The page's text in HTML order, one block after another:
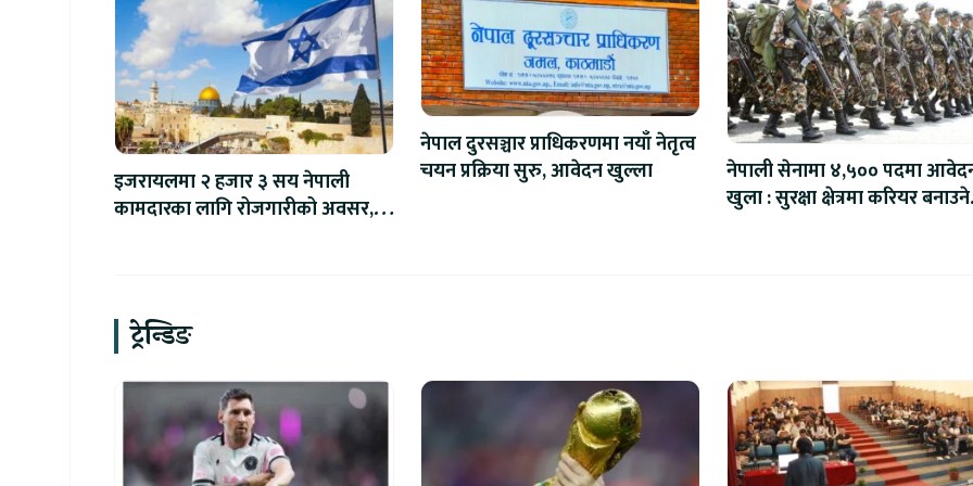
इजरायलमा २ हजार ३ सय नेपाली
कामदारका लागि रोजगारीको अवसर,
नेपाल दुरसञ्चार प्राधिकरणमा नयाँ नेतृत्व
चयन प्रक्रिया सुरु, आवेदन खुल्ला
नेपाली सेनामा ४,५०० पदमा
खुला : सुरक्षा क्षेत्रमा करियर बनाउने
ट्रेन्डिङ